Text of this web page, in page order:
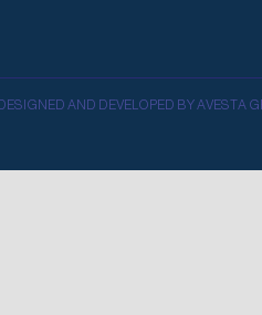
AND DEVELOPED BY AVESTA